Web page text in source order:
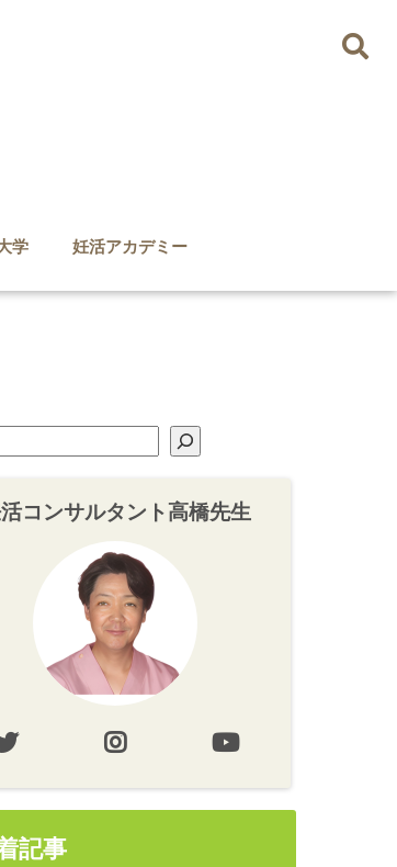
学 妊活アカデミー
コンサルタント高橋先生
記事